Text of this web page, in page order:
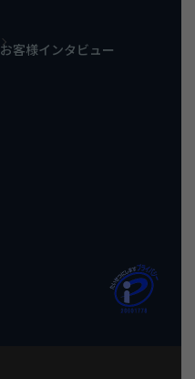
お客様インタビュー